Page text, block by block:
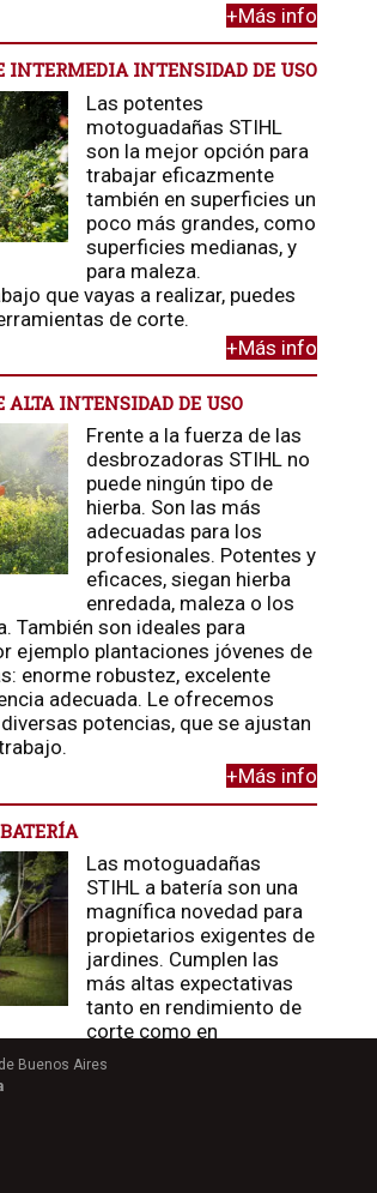
+Más info
INTERMEDIA INTENSIDAD DE USO
Las potentes
motoguadañas STIHL
son la mejor opción para
trabajar eficazmente
también en superficies un
poco más grandes, como
superficies medianas, y
para maleza.
que vayas a realizar, puedes
de corte.
+Más info
ALTA INTENSIDAD DE USO
Frente a la fuerza de las
desbrozadoras STIHL no
puede ningún tipo de
hierba. Son las más
adecuadas para los
profesionales. Potentes y
eficaces, siegan hierba
enredada, maleza o los
También son ideales para
ejemplo plantaciones jóvenes de
enorme robustez, excelente
adecuada. Le ofrecemos
potencias, que se ajustan
+Más info
Las motoguadañas
STIHL a batería son una
magnífica novedad para
propietarios exigentes de
jardines. Cumplen las
más altas expectativas
tanto en rendimiento de
corte como en
y son una gran ayuda para
ligeros que se realizan en
Buenos Aires